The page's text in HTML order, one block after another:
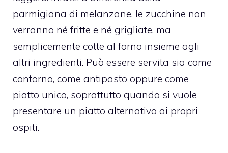
parmigiana di melanzane, le zucchine non
verranno né fritte e né grigliate, ma
semplicemente cotte al forno insieme agli
altri ingredienti. Può essere servita sia come
contorno, come antipasto oppure come
piatto unico, soprattutto quando si vuole
presentare un piatto alternativo ai propri
ospiti.